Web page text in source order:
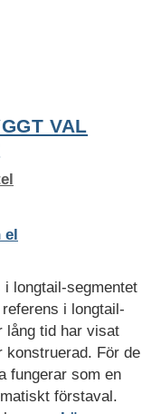
VAL
i longtail-segmentet
i longtail-
lång tid har visat
konstruerad. För de
fungerar som en
förstaval.